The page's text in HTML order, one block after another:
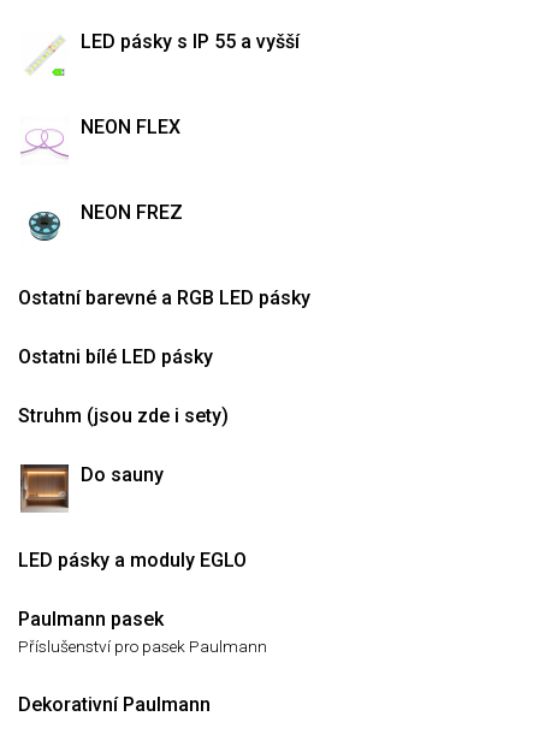
LED pásky s IP 55 a vyšší
NEON FLEX
NEON FREZ
Ostatní barevné a RGB LED pásky
Ostatni bílé LED pásky
Struhm (jsou zde i sety)
Do sauny
LED pásky a moduly EGLO
Paulmann pasek
Příslušenství pro pasek Paulmann
Dekorativní Paulmann